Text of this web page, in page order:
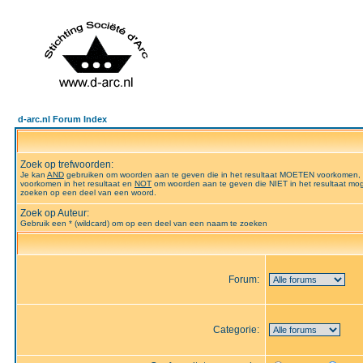
d-arc.nl Forum Index
Zoek op trefwoorden:
Je kan AND gebruiken om woorden aan te geven die in het resultaat MOETEN voorkomen,
voorkomen in het resultaat en NOT om woorden aan te geven die NIET in het resultaat
zoeken op een deel van een woord.
Zoek op Auteur:
Gebruik een * (wildcard) om op een deel van een naam te zoeken
Forum:
Categorie: